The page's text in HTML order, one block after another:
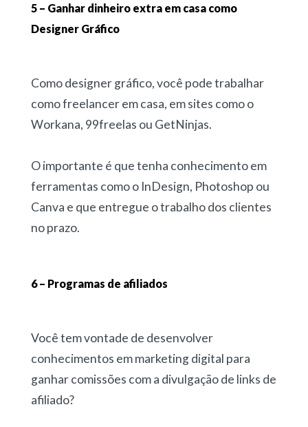
5 – Ganhar dinheiro extra em casa como
Designer Gráfico
Como designer gráfico, você pode trabalhar
como freelancer em casa, em sites como o
Workana, 99freelas ou GetNinjas.
O importante é que tenha conhecimento em
ferramentas como o InDesign, Photoshop ou
Canva e que entregue o trabalho dos clientes
no prazo.
6 – Programas de afiliados
Você tem vontade de desenvolver
conhecimentos em marketing digital para
ganhar comissões com a divulgação de links de
afiliado?